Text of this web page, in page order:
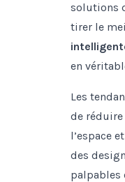
solutions
tirer le
en
Les
de réduire
l’espace
des
palpables